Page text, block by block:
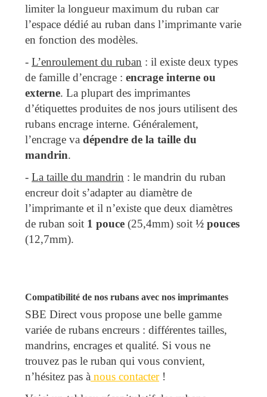
limiter la longueur maximum du ruban car
l’espace dédié au ruban dans l’imprimante varie
en fonction des modèles.
- L’enroulement du ruban : il existe deux types
de famille d’encrage : encrage interne ou
externe. La plupart des imprimantes
d’étiquettes produites de nos jours utilisent des
rubans encrage interne. Généralement,
l’encrage va dépendre de la taille du
mandrin.
- La taille du mandrin : le mandrin du ruban
encreur doit s’adapter au diamètre de
l’imprimante et il n’existe que deux diamètres
de ruban soit 1 pouce (25,4mm) soit ½ pouces
(12,7mm).
Compatibilité de nos rubans avec nos imprimantes
SBE Direct vous propose une belle gamme
variée de rubans encreurs : différentes tailles,
mandrins, encrages et qualité. Si vous ne
trouvez pas le ruban qui vous convient,
n’hésitez pas à nous contacter!